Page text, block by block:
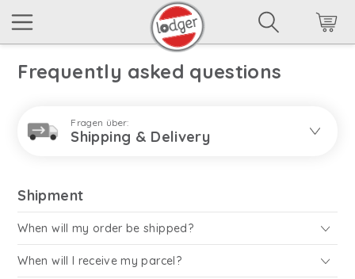
Frequently asked questions
Fragen über:
Shipping & Delivery
Shipment
When will my order be shipped?
When will I receive my parcel?